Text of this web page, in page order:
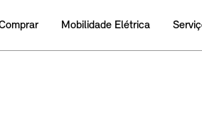
Mobilidade Elétrica